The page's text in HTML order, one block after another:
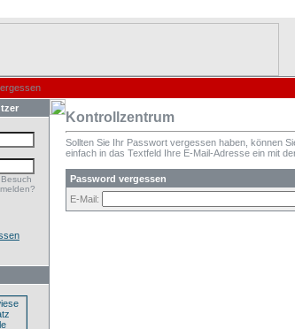
Kontrollzentrum
Sollten Sie Ihr Passwort vergessen haben, können
einfach in das Textfeld Ihre E-Mail-Adresse ein mit
Password vergessen
E-Mail: